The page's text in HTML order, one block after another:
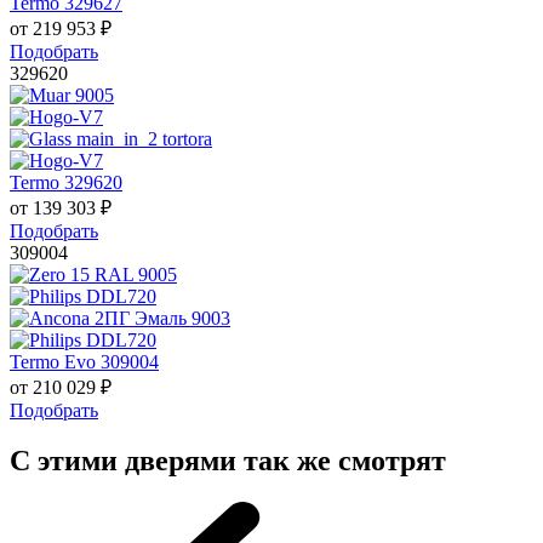
от 219 953 ₽
Подобрать
329620
Termo 329620
от 139 303 ₽
Подобрать
309004
Termo Evo 309004
от 210 029 ₽
Подобрать
С этими дверями так же смотрят